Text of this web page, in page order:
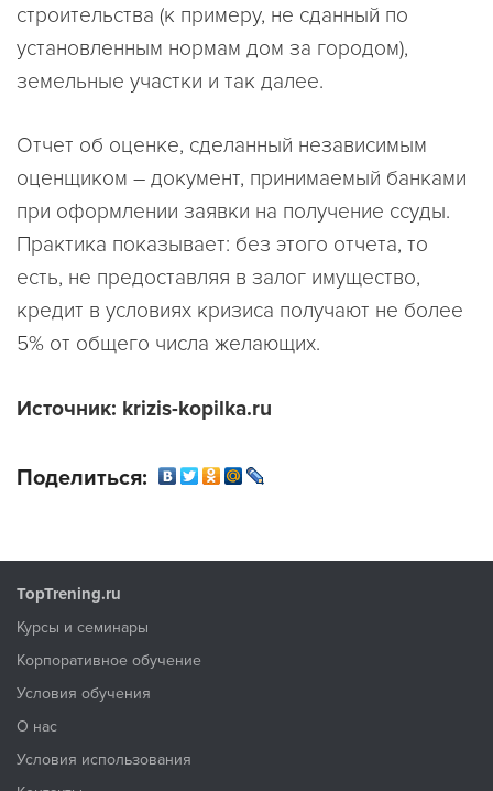
строительства (к примеру, не сданный по
установленным нормам дом за городом),
земельные участки и так далее.
Отчет об оценке, сделанный независимым
оценщиком – документ, принимаемый банками
при оформлении заявки на получение ссуды.
Практика показывает: без этого отчета, то
есть, не предоставляя в залог имущество,
кредит в условиях кризиса получают не более
5% от общего числа желающих.
Источник: krizis-kopilka.ru
Поделиться:
TopTrening.ru
Курсы и семинары
Корпоративное обучение
Условия обучения
О нас
Условия использования